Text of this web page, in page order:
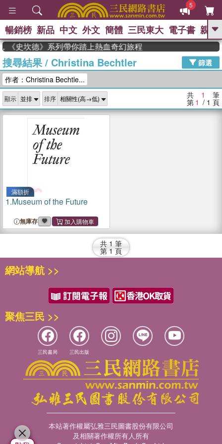
5
GO
熱搜： 東野圭吾 高希均教授回憶錄
、 The Odyssey 、 父親節 、 花開錦
李登輝時代 、 數學女孩：黎曼猜想
、
如果歷史是一
群喵 、 臺灣漫遊錄
暢銷榜 新品 中文 外文 簡體 三民東大 電子書 親子
《史坎德》系列帶你踏上熱血奇幻旅程
搜尋結果/ Christina Bechtler
篩選
作者：Christina Bechtle...
顯示 排序 共 1 筆
第 1 / 1 頁
滿額折
1.Museum of the Future
無庫存
共 1 筆
第 1 頁
網站導航 >>
聚焦三民 >>
三民書局 三民出版
本站著作權屬弘雅三民圖書股份有限公司
及相關著作權所有人所有